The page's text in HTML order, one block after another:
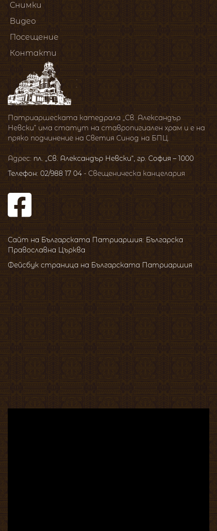
Снимки
Видео
Посещение
Контакти
Патриаршеската катедрала „Св. Александър
Невски” има статут на ставропигиален храм и е на
пряко подчинение на Светия Синод на БПЦ.
Адрес: пл. „Св. Александър Невски“, гр. София – 1000
Телефон: 02/988 17 04 - Свещеническа канцелария
Сайт на Българската Патриаршия: Българска
Православна Църква
Фейсбук страница на Българската Патриаршия